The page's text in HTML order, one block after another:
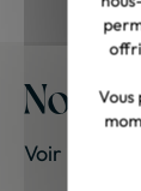
Nos
Voir les